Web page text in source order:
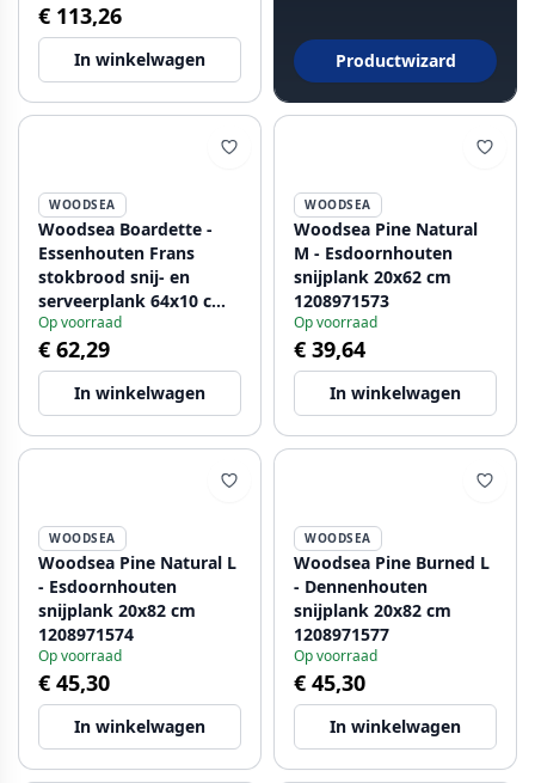
€ 113,26
In winkelwagen Productwizard
WOODSEA
Woodsea Boardette -
Essenhouten Frans
stokbrood snij- en
serveerplank 64x10 cm
1208971570
Op voorraad
€ 62,29
In winkelwagen
WOODSEA
Woodsea Pine Natural
M - Esdoornhouten
snijplank 20x62 cm
1208971573
Op voorraad
€ 39,64
In winkelwagen
WOODSEA
Woodsea Pine Natural L
- Esdoornhouten
snijplank 20x82 cm
1208971574
Op voorraad
€ 45,30
In winkelwagen
WOODSEA
Woodsea Pine Burned L
- Dennenhouten
snijplank 20x82 cm
1208971577
Op voorraad
€ 45,30
In winkelwagen